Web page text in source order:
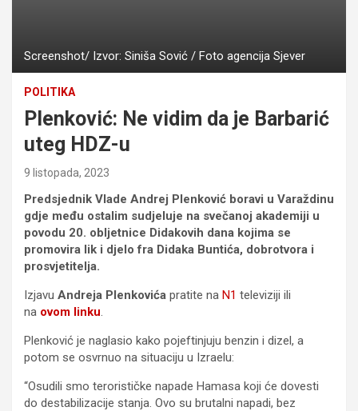
Screenshot/ Izvor: Siniša Sović / Foto agencija Sjever
POLITIKA
Plenković: Ne vidim da je Barbarić
uteg HDZ-u
9 listopada, 2023
Predsjednik Vlade Andrej Plenković boravi u Varaždinu
gdje među ostalim sudjeluje na svečanoj akademiji u
povodu 20. obljetnice Didakovih dana kojima se
promovira lik i djelo fra Didaka Buntića, dobrotvora i
prosvjetitelja.
Izjavu Andreja Plenkovića pratite na N1 televiziji ili
na ovom linku.
Plenković je naglasio kako pojeftinjuju benzin i dizel, a
potom se osvrnuo na situaciju u Izraelu:
“Osudili smo terorističke napade Hamasa koji će dovesti
do destabilizacije stanja. Ovo su brutalni napadi, bez